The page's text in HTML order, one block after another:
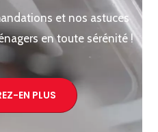
et nos astuces
en toute sérénité !
EN PLUS